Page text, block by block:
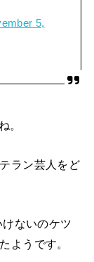
5,
。
ラン芸人をど
ないのケツ
ようです。